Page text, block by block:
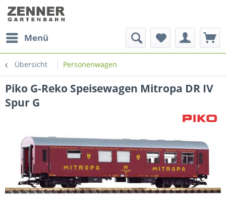
Menü
Übersicht Personenwagen
Piko G-Reko Speisewagen Mitropa DR IV
Spur G